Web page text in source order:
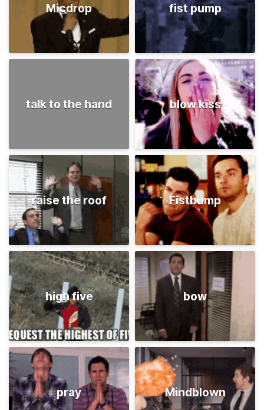
Micdrop fist pump
talk to the hand blow kiss
raise the roof Fistbump
high five bow
pray Mindblown